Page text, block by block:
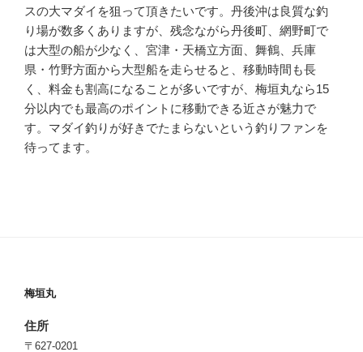
スの大マダイを狙って頂きたいです。丹後沖は良質な釣
り場が数多くありますが、残念ながら丹後町、網野町で
は大型の船が少なく、宮津・天橋立方面、舞鶴、兵庫
県・竹野方面から大型船を走らせると、移動時間も長
く、料金も割高になることが多いですが、梅垣丸なら15
分以内でも最高のポイントに移動できる近さが魅力で
す。マダイ釣りが好きでたまらないという釣りファンを
待ってます。
梅垣丸
住所
〒627-0201